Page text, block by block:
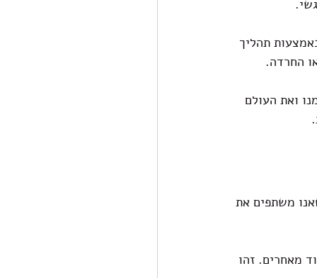
תהליך
החרדה.
ואת העולם
משתפים את
מאחרים. זהו